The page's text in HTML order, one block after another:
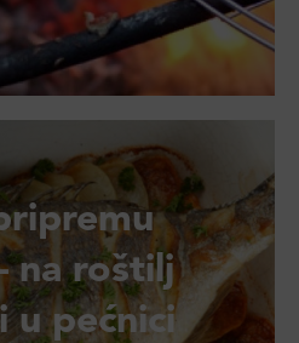
na roštilj
u pećnici